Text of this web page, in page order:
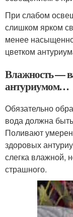
При слабом
слишком ярком
менее
цветком
Влажность —
антуриумом…
Обязательно
вода должна
Поливают
здоровых
слегка влажной,
страшного.